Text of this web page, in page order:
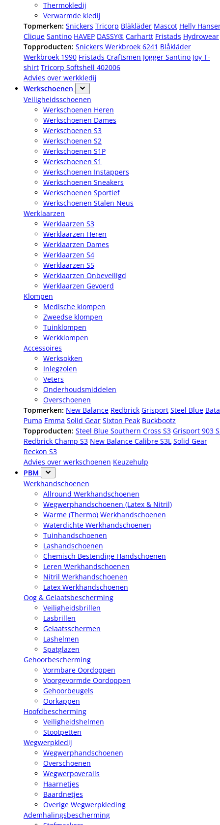
Thermokledij
Verwarmde kledij
Topmerken: Snickers Tricorp Bläkläder Mascot Helly
Clique Santino HAVEP DASSY® Carhartt Fristads Hydrowear
Topproducten: Snickers Werkbroek 6241 Blåkläder
Werkbroek 1990 Fristads Craftsmen Jogger Santino Joy T-
shirt Tricorp Softshell 402006
Advies over werkkledij
Werkschoenen
Veiligheidsschoenen
Werkschoenen Heren
Werkschoenen Dames
Werkschoenen S3
Werkschoenen S2
Werkschoenen S1P
Werkschoenen S1
Werkschoenen Instappers
Werkschoenen Sneakers
Werkschoenen Sportief
Werkschoenen Stalen Neus
Werklaarzen
Werklaarzen S3
Werklaarzen Heren
Werklaarzen Dames
Werklaarzen S4
Werklaarzen S5
Werklaarzen Onbeveiligd
Werklaarzen Gevoerd
Klompen
Medische klompen
Zweedse klompen
Tuinklompen
Werkklompen
Accessoires
Werksokken
Inlegzolen
Veters
Onderhoudsmiddelen
Overschoenen
Topmerken: New Balance Redbrick Grisport Steel Blue Bata
Puma Emma Solid Gear Sixton Peak Buckbootz
Topproducten: Steel Blue Southern Cross S3 Grisport 903
Redbrick Champ S3 New Balance Calibre S3L Solid Gear
Reckon S3
Advies over werkschoenen Keuzehulp
PBM
Werkhandschoenen
Allround Werkhandschoenen
Wegwerphandschoenen (Latex & Nitril)
Warme (Thermo) Werkhandschoenen
Waterdichte Werkhandschoenen
Tuinhandschoenen
Lashandschoenen
Chemisch Bestendige Handschoenen
Leren Werkhandschoenen
Nitril Werkhandschoenen
Latex Werkhandschoenen
Oog & Gelaatsbescherming
Veiligheidsbrillen
Lasbrillen
Gelaatsschermen
Lashelmen
Spatglazen
Gehoorbescherming
Vormbare Oordoppen
Voorgevormde Oordoppen
Gehoorbeugels
Oorkappen
Hoofdbescherming
Veiligheidshelmen
Stootpetten
Wegwerpkledij
Wegwerphandschoenen
Overschoenen
Wegwerpoveralls
Haarnetjes
Baardnetjes
Overige Wegwerpkleding
Ademhalingsbescherming